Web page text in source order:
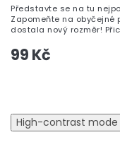
99 Kč
Představte se na tu
Zapomeňte na obyčejné
dostala nový rozměr!
High-contrast mode